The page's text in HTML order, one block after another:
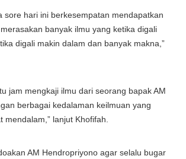
sore hari ini berkesempatan mendapatkan
banyak ilmu yang ketika digali
digali makin dalam dan banyak makna,”
jam mengkaji ilmu dari seorang bapak AM
berbagai kedalaman keilmuan yang
mendalam,” lanjut Khofifah.
AM Hendropriyono agar selalu bugar